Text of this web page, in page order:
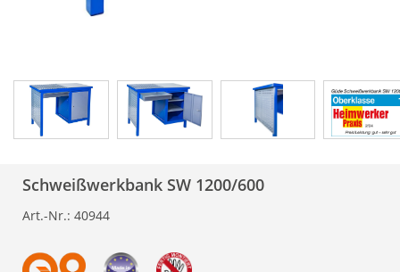
Schweißwerkbank SW 1200/600
Art.-Nr.: 40944